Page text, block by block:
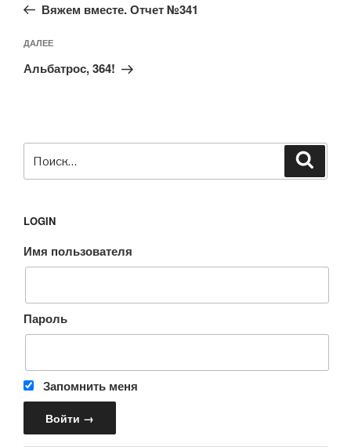
записям
запись:
Вяжем вместе. Отчет №341
Следующая
запись
ДАЛЕЕ
Альбатрос, 364!
LOGIN
Имя пользователя
Пароль
Запомнить меня